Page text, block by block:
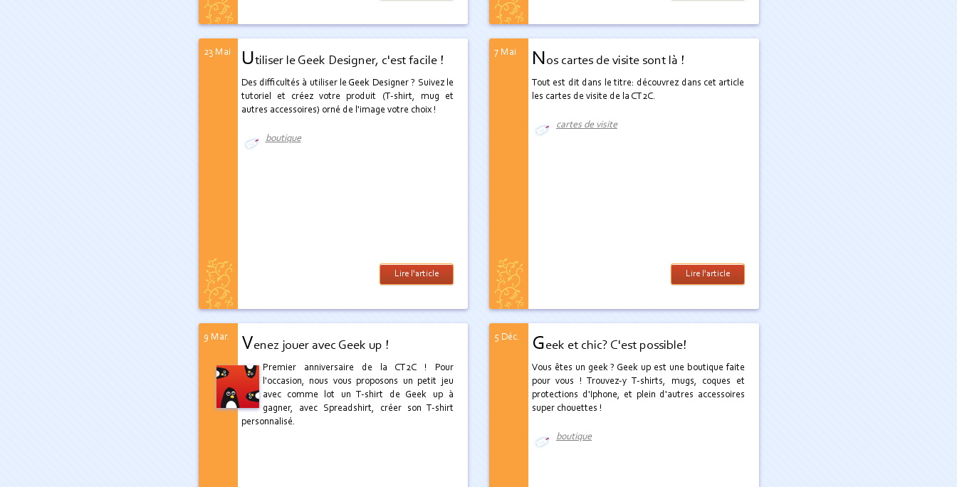
23 Mai Utiliser le Geek Designer, c'est facile !
Des difficultés à utiliser le Geek Designer? Suivez le
tutoriel et créez votre produit (T-shirt, mug et
autres accessoires) orné de l'image votre choix !
boutique
Lire l'article
7 Mai Nos cartes de visite sont là !
Tout est dit dans le titre: découvrez dans cet article
les cartes de visite de la CT2C.
cartes de visite
Lire l'article
9 Mar. Venez jouer avec Geek up !
Premier anniversaire de la CT2C ! Pour
l'occasion, nous vous proposons un petit jeu
avec comme lot un T-shirt de Geek up à
gagner, avec Spreadshirt, créer son T-shirt
personnalisé.
5 Déc. Geek et chic? C'est possible!
Vous êtes un geek ? Geek up est une boutique faite
pour vous ! Trouvez-y T-shirts, mugs, coques et
protections d'Iphone, et plein d'autres accessoires
super chouettes !
boutique